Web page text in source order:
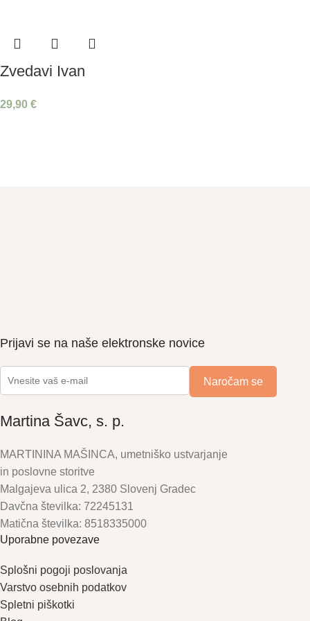
Zvedavi Ivan
29,90 €
Prijavi se na naše elektronske novice
Martina Šavc, s. p.
MARTININA MAŠINCA, umetniško ustvarjanje
in poslovne storitve
Malgajeva ulica 2, 2380 Slovenj Gradec
Davčna številka: 72245131
Matična številka: 8518335000
Uporabne povezave
Splošni pogoji poslovanja
Varstvo osebnih podatkov
Spletni piškotki